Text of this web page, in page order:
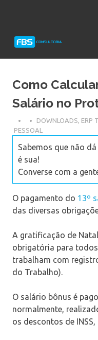
Protheus
Como
Salário no
DOWNLOADS, ERP
PESSOAL
Sabemos que não
é sua!
Converse com a
O pagamento do 13º
das diversas
A gratificação de
obrigatória para
trabalham com
do Trabalho).
O salário bônus é
normalmente,
os descontos de